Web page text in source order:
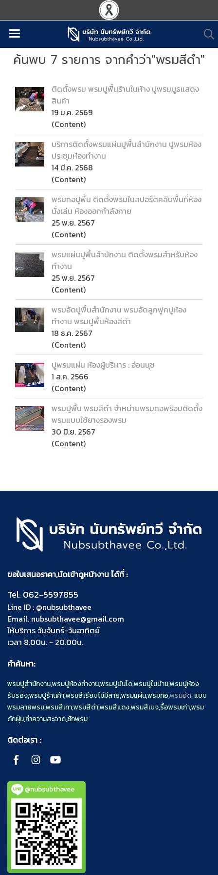
ค้นพบ 7 รายการ จากคำว่า"พรมสีดำ"
ติดตั้งพรม พรมปูพื้นร้านในห้าง ปูพรมบูธแสดง
สินค้า
19 ม.ค. 2569
(Content)
บริการติดตั้งพรมแผ่นปูพื้นสำนักงาน ปูพรมห้อง
ประชุมห้องทำงาน
14 มี.ค. 2568
(Content)
พรมทอปูพื้น ติดตั้งพรมในสปอร์ตคลับพื้นที่ห้อง
นั่งเล่น ห้องออกกำลังกาย
25 พ.ย. 2567
(Content)
พรมแผ่นปูพื้นสำนักงาน ติดตั้งพรมสำหรับห้อง
ทำงาน
25 พ.ย. 2567
(Content)
พรมอัดปูพื้นสำนักงาน พรมอัดลูกฟูกปูห้อง
ทำงาน พรมปูพื้นห้องสีดำ
18 ธ.ค. 2567
(Content)
ปูพรมแผ่น ห้องผู้บริหาร : อ่อนนุช
1 ส.ค. 2566
(Content)
พรมปูพื้น พรมสีดำ จำหน่ายพรมทอพร้อมติดตั้ง
พรมแบบใช้ยางรองพรม
30 มิ.ย. 2567
(Content)
ขอใบเสนอราคา,นัดเข้าดูหน้างาน ได้ที่ :
Tel. 062-5597855
Line ID : @nubsubthavee
Email. nubsubthavee@gmail.com
ให้บริการ วันจันทร์-วันอาทิตย์
เวลา 8.00น. - 20.00น.
คำค้นหา:
พรมปูสำนักงาน,พรมปูห้องทำงาน,พรมปูบันได,พรมปูในบ้าน,พรมปูห้อง
รับรอง,พรมปูร้านค้า,พรมสีเรียบไม่มีลาย,พรมแผ่น,พรมทอ,พรมอัด,แบบ
พรมลายพรม,พรมสีเทา,พรมสีดำ,พรมสีแดง,พรมสีเบจ,รื้อพรมเก่า,พรม
ดักฝุ่น,ทำความสะอาด,ซักพรม
ติดต่อเรา :
@nubsubthavee